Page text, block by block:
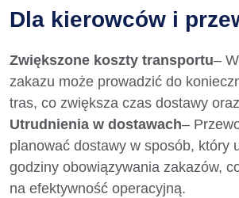
Dla kierowców i
Zwiększone koszty transportu–
zakazu może prowadzić do
tras, co zwiększa czas dostawy
Utrudnienia w dostawach–
planować dostawy w sposób, który
godziny obowiązywania zakazów,
na efektywność operacyjną.